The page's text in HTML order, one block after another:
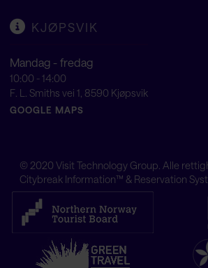
KJØPSVIK
Mandag - fredag
10:00 - 14:00
F. L. Smiths vei 1, 8590 Kjøpsvik
GOOGLE MAPS
© 2020 Visit Technology Group . Alle
Citybreak Information™ & Reservation